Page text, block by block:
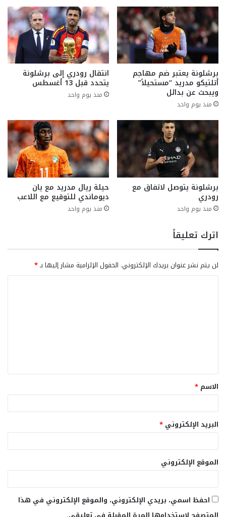
برشلونة يعتبر ضم مهاجم
أتلتيكو مدريد “مستحيلاً”
ويبحث عن بدائل
منذ يوم واحد
انتقال رودري إلى برشلونة
يتحدد قبل 13 أغسطس
منذ يوم واحد
برشلونة يتوصل لاتفاق مع
رودري
منذ يوم واحد
حيلة ريال مدريد مع يان
ديوماندي للتوقيع مع اللاعب
منذ يوم واحد
اترك تعليقاً
لن يتم نشر عنوان بريدك الإلكتروني. الحقول الإلزامية مشار إليها بـ*
ق
*
الاسم *
البريد الإلكتروني *
الموقع الإلكتروني
احفظ اسمي، بريدي الإلكتروني، والموقع الإلكتروني في هذا